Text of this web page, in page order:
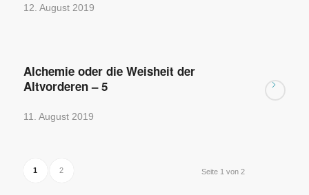
12. August 2019
Alchemie oder die Weisheit der
Altvorderen – 5
11. August 2019
Seite 1 von 2
1 2